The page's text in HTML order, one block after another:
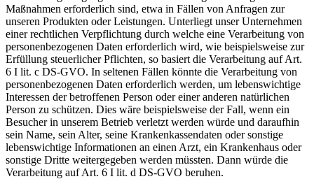
Maßnahmen erforderlich sind, etwa in Fällen von Anfragen zur
unseren Produkten oder Leistungen. Unterliegt unser Unternehmen
einer rechtlichen Verpflichtung durch welche eine Verarbeitung von
personenbezogenen Daten erforderlich wird, wie beispielsweise zur
Erfüllung steuerlicher Pflichten, so basiert die Verarbeitung auf Art.
6 I lit. c DS-GVO. In seltenen Fällen könnte die Verarbeitung von
personenbezogenen Daten erforderlich werden, um lebenswichtige
Interessen der betroffenen Person oder einer anderen natürlichen
Person zu schützen. Dies wäre beispielsweise der Fall, wenn ein
Besucher in unserem Betrieb verletzt werden würde und daraufhin
sein Name, sein Alter, seine Krankenkassendaten oder sonstige
lebenswichtige Informationen an einen Arzt, ein Krankenhaus oder
sonstige Dritte weitergegeben werden müssten. Dann würde die
Verarbeitung auf Art. 6 I lit. d DS-GVO beruhen.